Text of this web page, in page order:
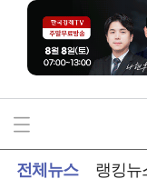
전체뉴스 랭킹뉴